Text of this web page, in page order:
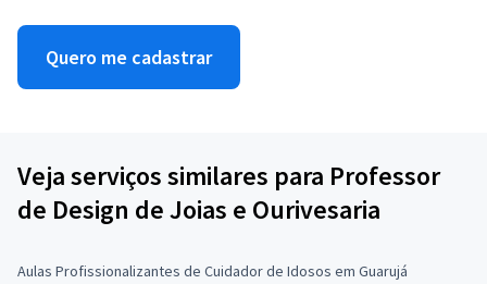
Quero me cadastrar
Veja serviços similares para Professor
de Design de Joias e Ourivesaria
Aulas Profissionalizantes de Cuidador de Idosos em Guarujá